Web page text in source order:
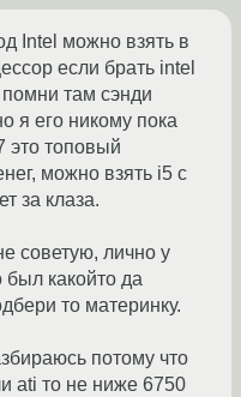
Intel можно взять в
если брать intel
помни там сэнди
я его никому пока
это топовый
можно взять i5 с
за клаза.
советую, лично у
какойто да
то материнку.
потому что
ati то не ниже 6750